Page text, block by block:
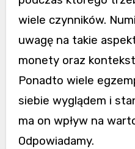
wiele czynników.
uwagę na takie
monety oraz
Ponadto wiele
siebie wyglądem i
ma on wpływ na
Odpowiadamy.